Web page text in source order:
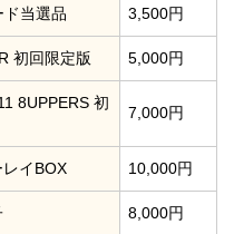
当選品 3,500円
初回限定版 5,000円
8UPPERS 初
7,000円
イBOX 10,000円
8,000円